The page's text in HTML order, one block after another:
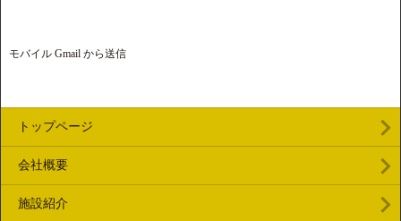
モバイル Gmail から送信
トップページ
会社概要
施設紹介